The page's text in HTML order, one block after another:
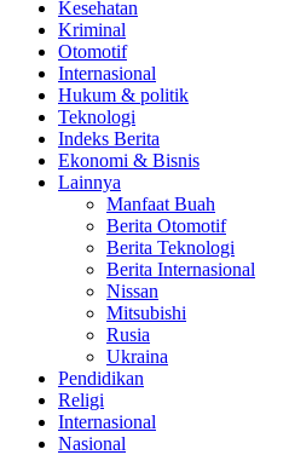
Kesehatan
Kriminal
Otomotif
Internasional
Hukum & politik
Teknologi
Indeks Berita
Ekonomi & Bisnis
Lainnya
Manfaat Buah
Berita Otomotif
Berita Teknologi
Berita Internasional
Nissan
Mitsubishi
Rusia
Ukraina
Pendidikan
Religi
Internasional
Nasional